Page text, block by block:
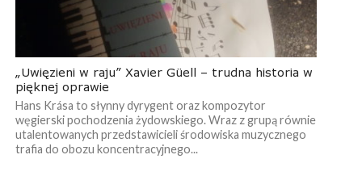
„Uwięzieni w raju” Xavier Güell – trudna historia w
pięknej oprawie
Hans Krása to słynny dyrygent oraz kompozytor
węgierski pochodzenia żydowskiego. Wraz z grupą równie
utalentowanych przedstawicieli środowiska muzycznego
trafia do obozu koncentracyjnego...